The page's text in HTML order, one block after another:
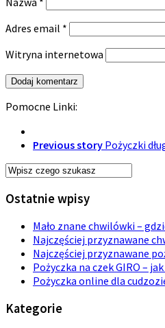
Adres email *
Witryna internetowa
Pomocne Linki:
Previous story Pożyczki
Ostatnie wpisy
Mało znane chwilówki –
Najczęściej przyznawane
Najczęściej przyznawane
Pożyczka na czek GIRO –
Pożyczka online dla
Kategorie